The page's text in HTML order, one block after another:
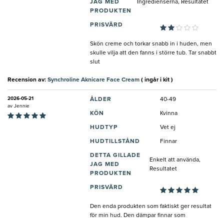
JAG MED
PRODUKTEN
Ingredienserna, Resultatet
PRISVÄRD
Skön creme och torkar snabb in i huden, men
skulle vilja att den fanns i större tub. Tar snabbt
slut
Recension av: Synchroline Aknicare Face Cream ( ingår i kit )
2026-05-21
av Jennie
ÅLDER 40-49
KÖN Kvinna
HUDTYP Vet ej
HUDTILLSTÅND Finnar
DETTA GILLADE
JAG MED
PRODUKTEN
Enkelt att använda,
Resultatet
PRISVÄRD
Den enda produkten som faktiskt ger resultat
för min hud. Den dämpar finnar som